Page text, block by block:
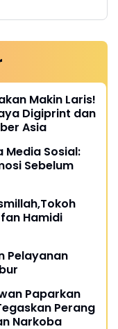
Makin Laris!
Digiprint dan
Asia
Media Sosial:
Sebelum
Hamidi
Pelayanan
Paparkan
Perang
Narkoba